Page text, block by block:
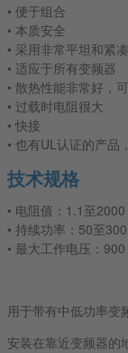
• 便于组合
• 本质安全
• 采用非常平坦和紧
• 适应于所有变频器
• 散热性能非常好，
• 过载时电阻很大
• 快接
• 也有UL认证的产品
技术规格
• 电阻值：1.1至
• 持续功率：50至
• 最大工作电压：
用于带有中低功率变
安装在靠近变频器的